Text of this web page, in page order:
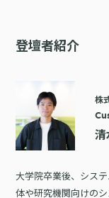
登壇者紹介
株
清
大学院卒業後、シス
体や研究機関向けの